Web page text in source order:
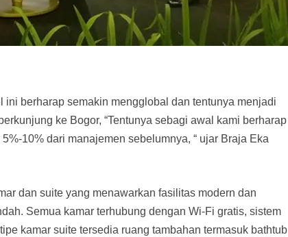
berharap semakin mengglobal dan tentunya menjadi
ke Bogor, “Tentunya sebagi awal kami berharap
10% dari manajemen sebelumnya, “ ujar Braja Eka
dan suite yang menawarkan fasilitas modern dan
Semua kamar terhubung dengan Wi-Fi gratis, sistem
kamar suite tersedia ruang tambahan termasuk bathtub